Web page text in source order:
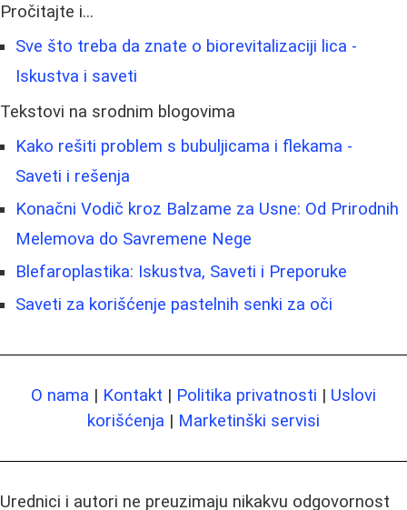
Pročitajte i...
Sve što treba da znate o biorevitalizaciji lica -
Iskustva i saveti
Tekstovi na srodnim blogovima
Kako rešiti problem s bubuljicama i flekama -
Saveti i rešenja
Konačni Vodič kroz Balzame za Usne: Od Prirodnih
Melemova do Savremene Nege
Blefaroplastika: Iskustva, Saveti i Preporuke
Saveti za korišćenje pastelnih senki za oči
O nama | Kontakt | Politika privatnosti | Uslovi
korišćenja | Marketinški servisi
Urednici i autori ne preuzimaju nikakvu odgovornost